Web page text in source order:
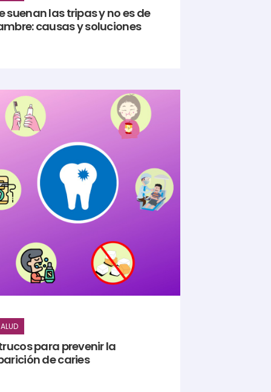
suenan las tripas y no es de
causas y soluciones
para prevenir la
de caries